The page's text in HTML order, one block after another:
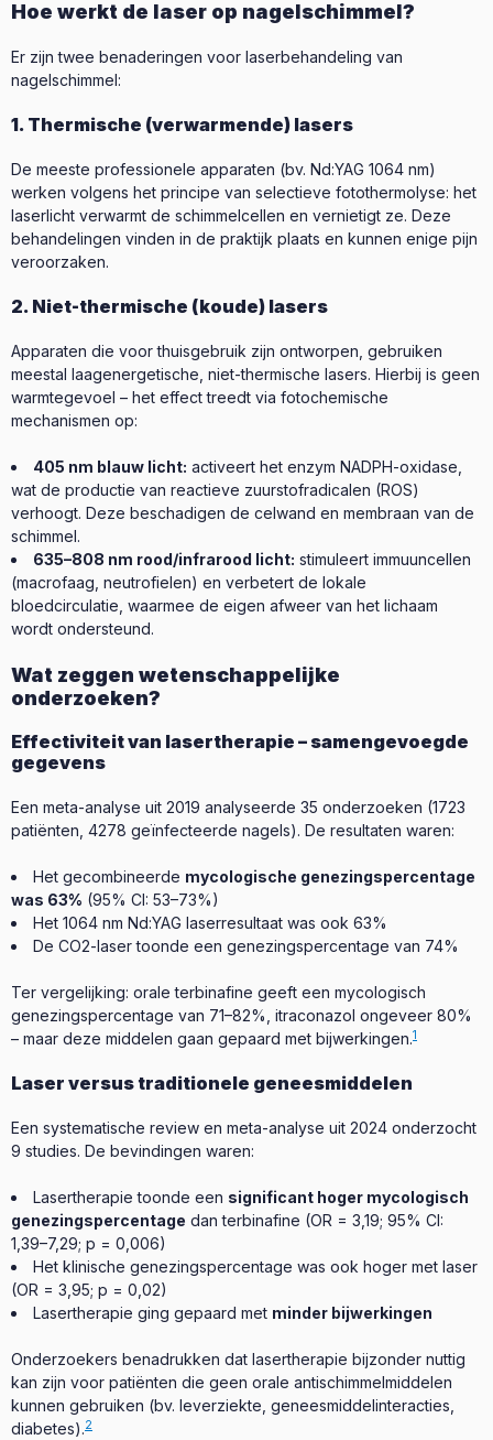
Hoe werkt de laser op nagelschimmel?
Er zijn twee benaderingen voor laserbehandeling van
nagelschimmel:
1. Thermische (verwarmende) lasers
De meeste professionele apparaten (bv. Nd:YAG 1064 nm)
werken volgens het principe van selectieve fotothermolyse: het
laserlicht verwarmt de schimmelcellen en vernietigt ze. Deze
behandelingen vinden in de praktijk plaats en kunnen enige pijn
veroorzaken.
2. Niet-thermische (koude) lasers
Apparaten die voor thuisgebruik zijn ontworpen, gebruiken
meestal laagenergetische, niet-thermische lasers. Hierbij is geen
warmtegevoel – het effect treedt via fotochemische
mechanismen op:
405 nm blauw licht: activeert het enzym NADPH-oxidase,
wat de productie van reactieve zuurstofradicalen (ROS)
verhoogt. Deze beschadigen de celwand en membraan van de
schimmel.
635–808 nm rood/infrarood licht: stimuleert immuuncellen
(macrofaag, neutrofielen) en verbetert de lokale
bloedcirculatie, waarmee de eigen afweer van het lichaam
wordt ondersteund.
Wat zeggen wetenschappelijke
onderzoeken?
Effectiviteit van lasertherapie – samengevoegde
gegevens
Een meta-analyse uit 2019 analyseerde 35 onderzoeken (1723
patiënten, 4278 geïnfecteerde nagels). De resultaten waren:
Het gecombineerde mycologische genezingspercentage
was 63% (95% CI: 53–73%)
Het 1064 nm Nd:YAG laserresultaat was ook 63%
De CO2-laser toonde een genezingspercentage van 74%
Ter vergelijking: orale terbinafine geeft een mycologisch
genezingspercentage van 71–82%, itraconazol ongeveer 80%
– maar deze middelen gaan gepaard met bijwerkingen.1
Laser versus traditionele geneesmiddelen
Een systematische review en meta-analyse uit 2024 onderzocht
9 studies. De bevindingen waren:
Lasertherapie toonde een significant hoger mycologisch
genezingspercentage dan terbinafine (OR = 3,19; 95% CI:
1,39–7,29; p = 0,006)
Het klinische genezingspercentage was ook hoger met laser
(OR = 3,95; p = 0,02)
Lasertherapie ging gepaard met minder bijwerkingen
Onderzoekers benadrukken dat lasertherapie bijzonder nuttig
kan zijn voor patiënten die geen orale antischimmelmiddelen
kunnen gebruiken (bv. leverziekte, geneesmiddelinteracties,
diabetes).2